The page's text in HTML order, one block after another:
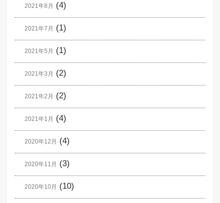
2021年8月 (4)
2021年7月 (1)
2021年5月 (1)
2021年3月 (2)
2021年2月 (2)
2021年1月 (4)
2020年12月 (4)
2020年11月 (3)
2020年10月 (10)